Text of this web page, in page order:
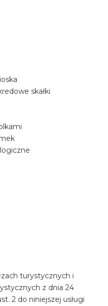
skałki
turystycznych i
z dnia 24
2 do niniejszej usługi